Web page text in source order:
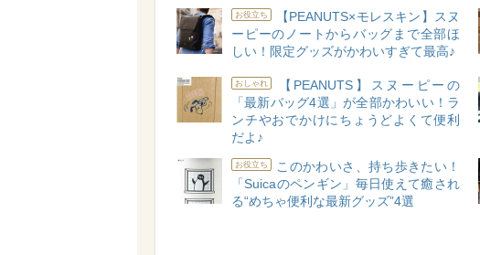
お役立ち
【PEANUTS×モレスキン】スヌ
ーピーのノートからバッグまで全部ほ
しい！限定グッズがかわいすぎて最高♪
おしゃれ
【PEANUTS】スヌーピーの
「最新バッグ4選」が全部かわいい！ラ
ンチやおでかけにちょうどよくて便利
だよ♪
お役立ち
このかわいさ、持ち歩きたい！
「Suicaのペンギン」毎日使えて癒され
る“めちゃ便利な最新グッズ”4選